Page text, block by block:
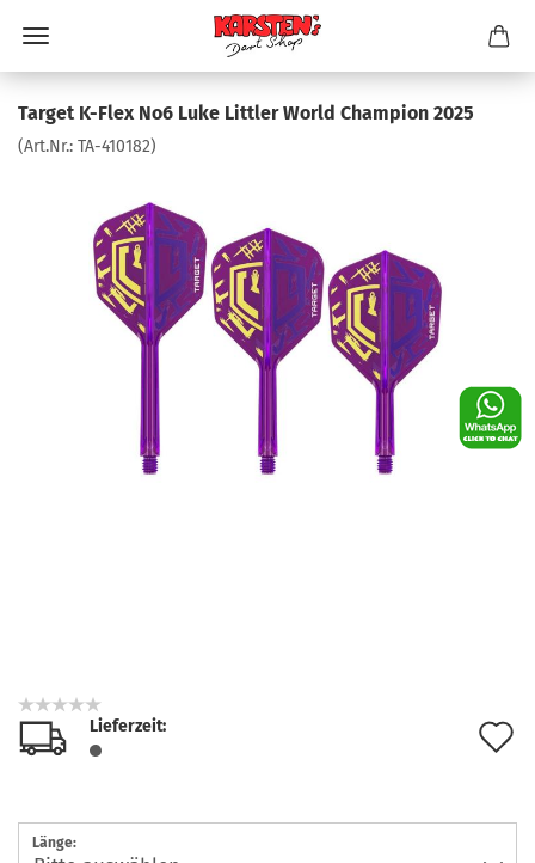
Target K-Flex No6 Luke Littler World Champion 2025
(Art.Nr.: TA-410182)
Lieferzeit:
Länge: